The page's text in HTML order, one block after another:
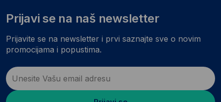
Prijavi se na naš newsletter
Prijavite se na newsletter i prvi saznajte sve o novim
promocijama i popustima.